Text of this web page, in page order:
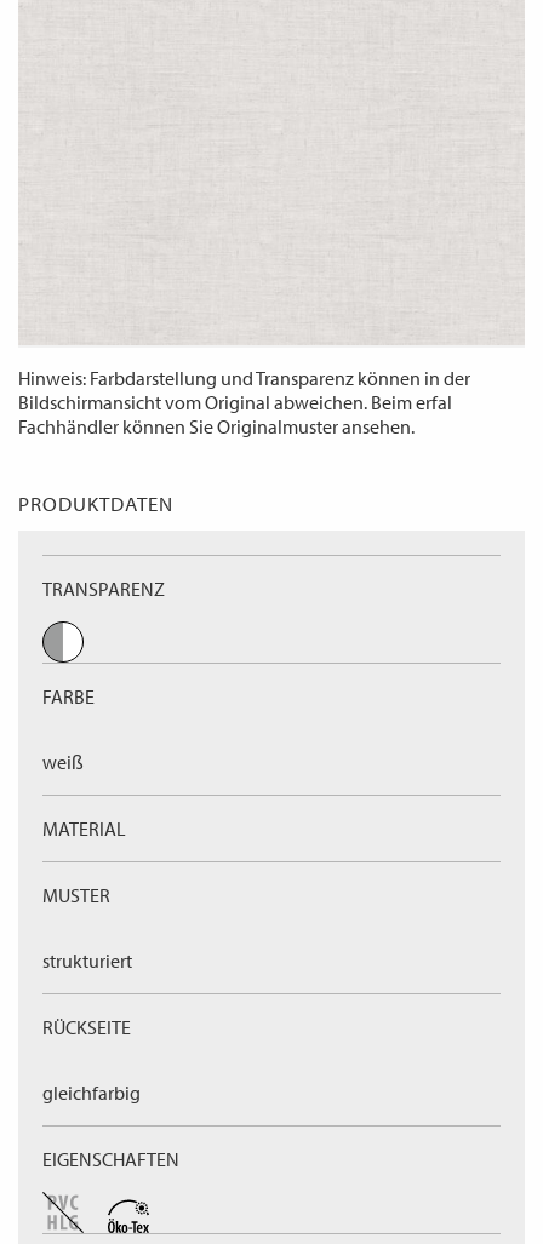
Hinweis: Farbdarstellung und Transparenz können in der
Bildschirmansicht vom Original abweichen. Beim erfal
Fachhändler können Sie Originalmuster ansehen.
PRODUKTDATEN
TRANSPARENZ
FARBE
weiß
MATERIAL
MUSTER
strukturiert
RÜCKSEITE
gleichfarbig
EIGENSCHAFTEN